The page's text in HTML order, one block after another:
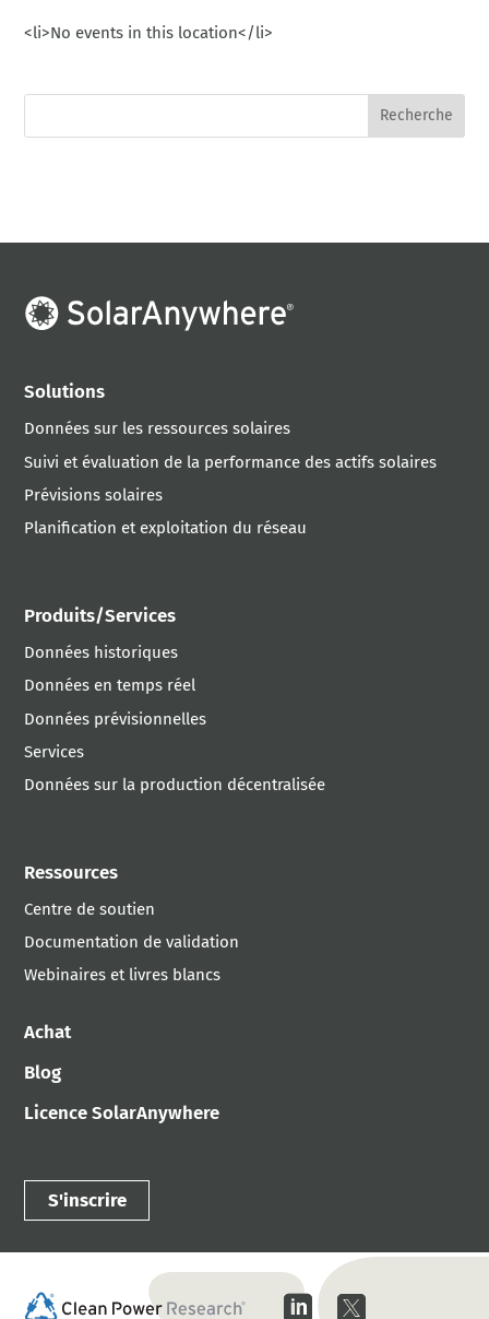
<li>No events in this location</li>
Solutions
Données sur les ressources solaires
Suivi et évaluation de la performance des actifs solaires
Prévisions solaires
Planification et exploitation du réseau
Produits/Services
Données historiques
Données en temps réel
Données prévisionnelles
Services
Données sur la production décentralisée
Ressources
Centre de soutien
Documentation de validation
Webinaires et livres blancs
Achat
Blog
Licence SolarAnywhere
S'inscrire